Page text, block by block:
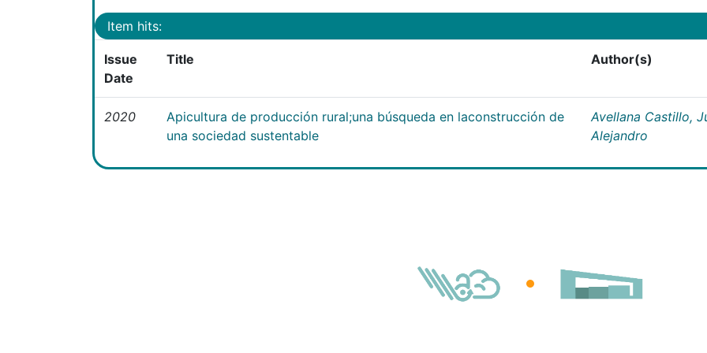
Item hits:
Issue
Date
Title Author(s)
2020
Apicultura de producción rural;una búsqueda en laconstrucción de
una sociedad sustentable
Avellana Castillo,
Alejandro